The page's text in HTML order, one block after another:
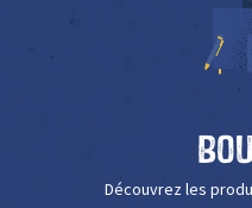
Découvrez les